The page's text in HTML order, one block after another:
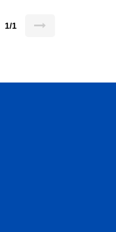
1/1